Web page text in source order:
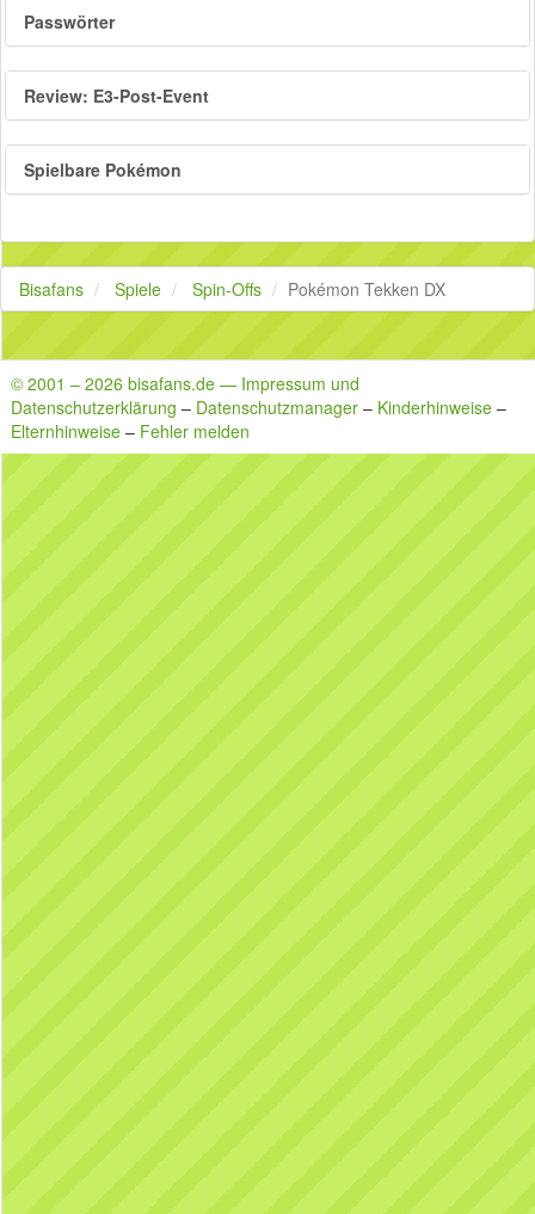
Passwörter
Review: E3-Post-Event
Spielbare Pokémon
Bisafans Spiele Spin-Offs Pokémon Tekken DX
© 2001 – 2026 bisafans.de — Impressum und
Datenschutzerklärung – Datenschutzmanager – Kinderhinweise –
Elternhinweise – Fehler melden